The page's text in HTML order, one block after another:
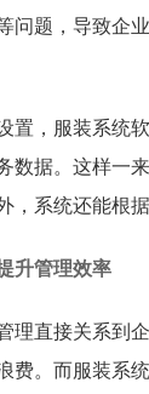
问题，导致企
置，服装系统
数据。这样一
，系统还能根
升管理效率
理直接关系到
费。而服装系